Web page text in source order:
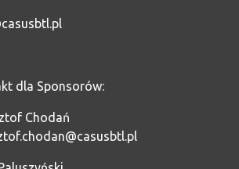
dla Sponsorów:
Chodań